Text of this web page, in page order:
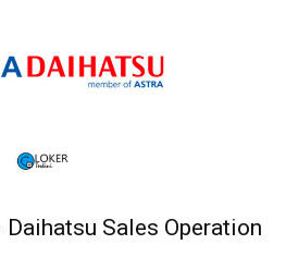
Sales Operation